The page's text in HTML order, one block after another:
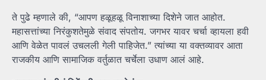
ते पुढे म्हणाले की, “आपण हळूहळू विनाशाच्या दिशेने जात आहोत.
महासत्तांच्या निरंकुशतेमुळे संवाद संपतोय. जगभर यावर चर्चा व्हायला हवी
आणि वेळेत पावलं उचलली गेली पाहिजेत.” त्यांच्या या वक्तव्यावर आता
राजकीय आणि सामाजिक वर्तुळात चर्चेला उधाण आलं आहे.